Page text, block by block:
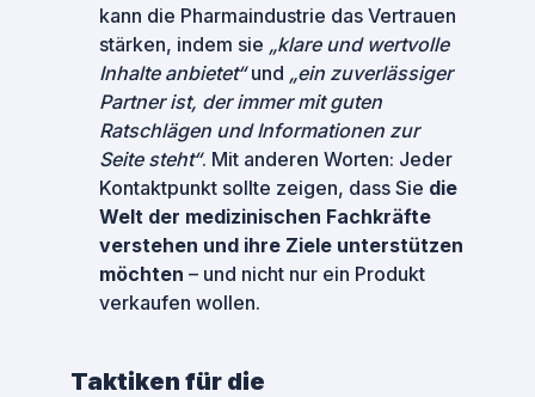
kann die Pharmaindustrie das Vertrauen
stärken, indem sie „klare und wertvolle
Inhalte anbietet“und „ein zuverlässiger
Partner ist, der immer mit guten
Ratschlägen und Informationen zur
Seite steht“. Mit anderen Worten: Jeder
Kontaktpunkt sollte zeigen, dass Sie die
Welt der medizinischen Fachkräfte
verstehen und ihre Ziele unterstützen
möchten – und nicht nur ein Produkt
verkaufen wollen.
Taktiken für die